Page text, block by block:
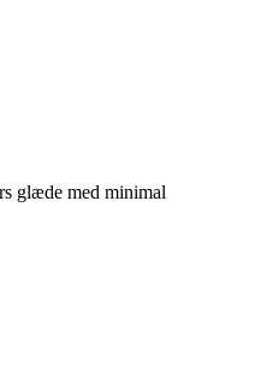
glæde med minimal